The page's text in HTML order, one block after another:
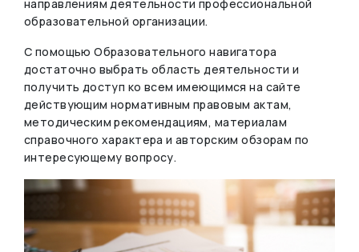
направлениям деятельности профессиональной
образовательной организации.
С помощью Образовательного навигатора
достаточно выбрать область деятельности и
получить доступ ко всем имеющимся на сайте
действующим нормативным правовым актам,
методическим рекомендациям, материалам
справочного характера и авторским обзорам по
интересующему вопросу.